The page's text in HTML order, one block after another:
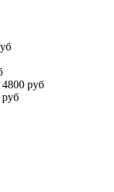
4800 руб
руб